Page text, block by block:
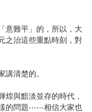
意難平」的，所以，大
之治這些重點時刻，對
講清楚的。
煌與黯淡並存的時代，
的問題⋯⋯相信大家也